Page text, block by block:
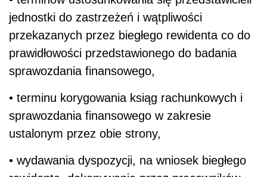
jednostki do zastrzeżeń i wątpliwości
przekazanych przez biegłego rewidenta co do
prawidłowości przedstawionego do badania
sprawozdania finansowego,
• terminu korygowania ksiąg rachunkowych i
sprawozdania finansowego w zakresie
ustalonym przez obie strony,
• wydawania dyspozycji, na wniosek biegłego